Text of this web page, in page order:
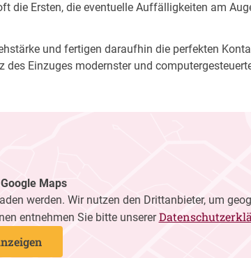
Ersten, die eventuelle Auffälligkeiten am
und fertigen daraufhin die perfekten
Einzuges modernster und
Maps
werden. Wir nutzen den Drittanbieter, um
entnehmen Sie bitte unserer